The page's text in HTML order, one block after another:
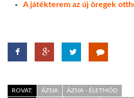
A játékterem az új öregek
ROVAT: ÁZSIA
ÁZSIA - ÉLETMÓD